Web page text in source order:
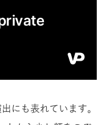
にも表れています。